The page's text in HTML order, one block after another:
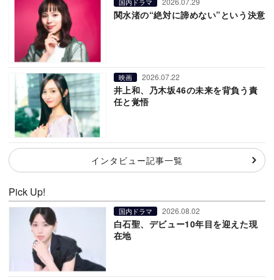
関水渚の“絶対に諦めない”という決意
映画 2026.07.22
井上和、乃木坂46の未来を背負う責
任と覚悟
インタビュー記事一覧
Pick Up!
国内ドラマ 2026.08.02
白石聖、デビュー10年目を迎えた現
在地